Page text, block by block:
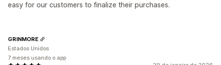
easy for our customers to finalize their purchases.
GRINMORE
Estados Unidos
7 meses usando o app